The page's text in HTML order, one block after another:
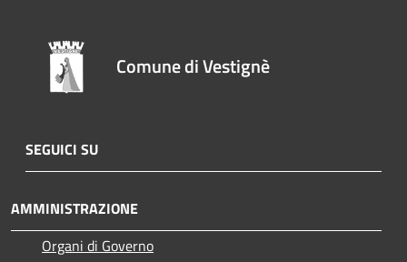
Comune di Vestignè
SEGUICI SU
AMMINISTRAZIONE
Organi di Governo